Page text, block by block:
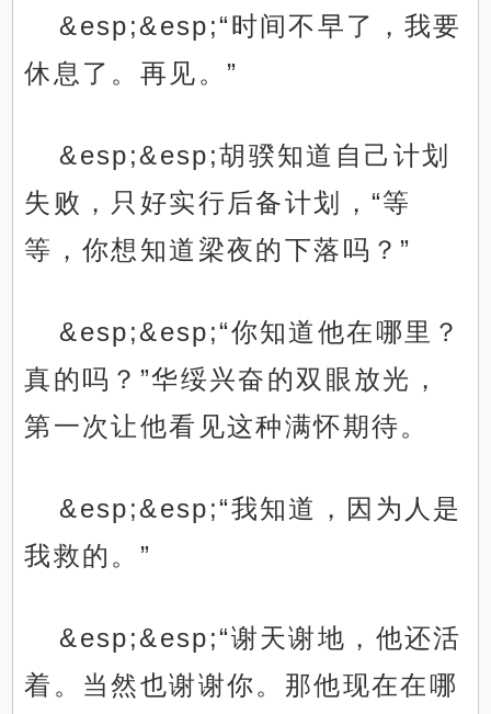
&esp;&esp;“时间不早了，我要
休息了。再见。”
&esp;&esp;胡骙知道自己计划
失败，只好实行后备计划，“等
等，你想知道梁夜的下落吗？”
&esp;&esp;“你知道他在哪里？
真的吗？”华绥兴奋的双眼放光，
第一次让他看见这种满怀期待。
&esp;&esp;“我知道，因为人是
我救的。”
&esp;&esp;“谢天谢地，他还活
着。当然也谢谢你。那他现在在哪